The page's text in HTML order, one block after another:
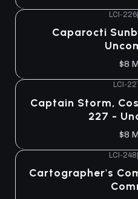
LCI-226
Caparocti
$8
LCI-
Captain Storm,
227 -
$8
LCI-248|
Cartographer's